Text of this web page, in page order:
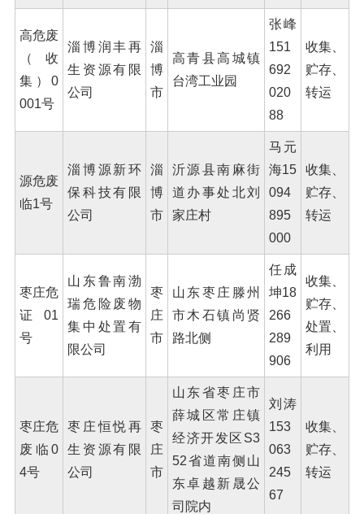
高危废
（收
集）0
001号
淄博润丰再
生资源有限
公司
淄
博
市
高青县高城镇
台湾工业园
张峰
151
692
020
88
收集、
贮存、
转运
源危废
临1号
淄博源新环
保科技有限
公司
淄
博
市
沂源县南麻街
道办事处北刘
家庄村
马元
海15
094
895
000
收集、
贮存、
转运
枣庄危
证01
号
山东鲁南渤
瑞危险废物
集中处置有
限公司
枣
庄
市
山东枣庄滕州
市木石镇尚贤
路北侧
任成
坤18
266
289
906
收集、
贮存、
处置、
利用
枣庄危
废临0
4号
枣庄恒悦再
生资源有限
公司
枣
庄
市
山东省枣庄市
薛城区常庄镇
经济开发区S3
52省道南侧山
东卓越新晟公
司院内
刘涛
153
063
245
67
收集、
贮存、
转运